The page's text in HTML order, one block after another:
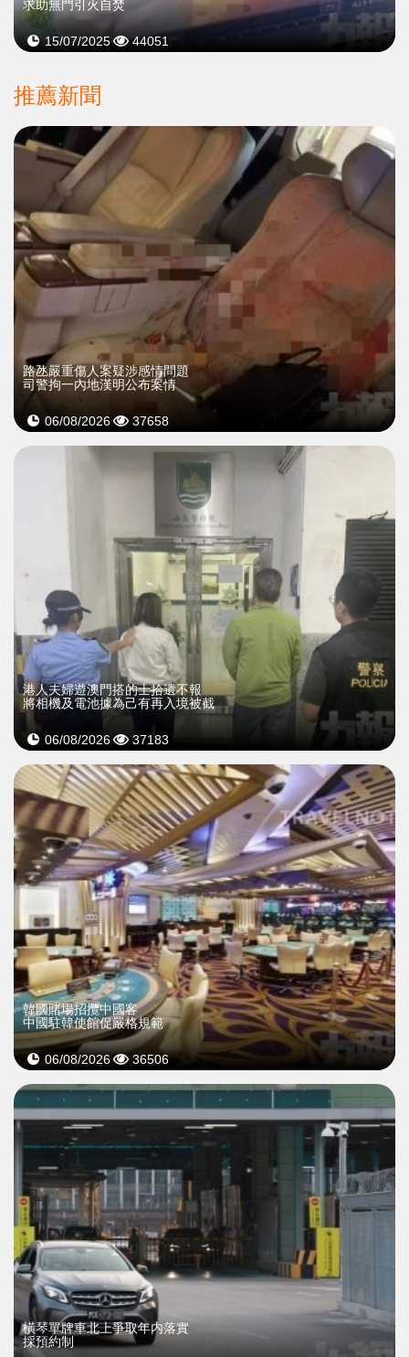
求助無門引火自焚
15/07/2025 44051
推薦新聞
​路氹嚴重傷人案疑涉感情問題
司警拘一內地漢明公布案情
06/08/2026 37658
​港人夫婦遊澳門搭的士拾遺不報
將相機及電池據為己有再入境被截
06/08/2026 37183
韓國賭場招攬中國客
中國駐韓使館促嚴格規範
06/08/2026 36506
橫琴單牌車北上爭取年内落實
採預約制